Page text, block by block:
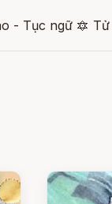
- Tục ngữ 🔯 Tử